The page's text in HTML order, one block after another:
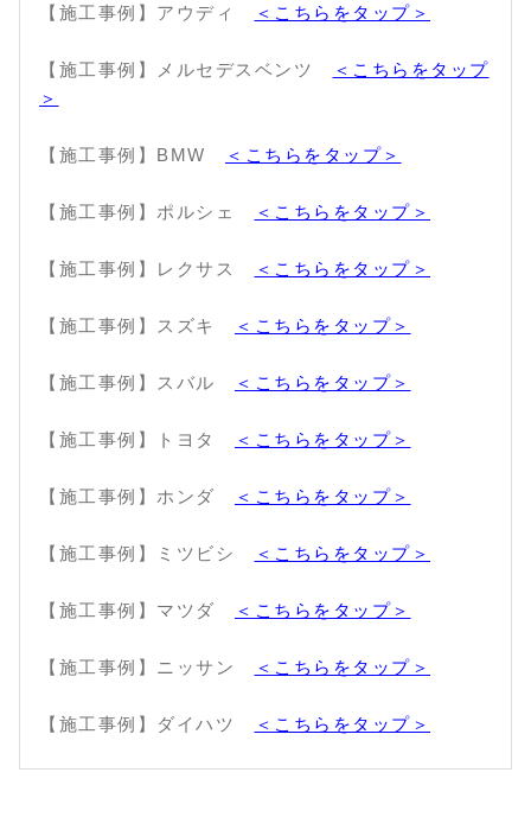
【施工事例】アウディ ＜こちらをタップ＞
【施工事例】メルセデスベンツ
＜こちらをタップ
＞
【施工事例】BMW ＜こちらをタップ＞
【施工事例】ポルシェ ＜こちらをタップ＞
【施工事例】レクサス ＜こちらをタップ＞
【施工事例】スズキ ＜こちらをタップ＞
【施工事例】スバル ＜こちらをタップ＞
【施工事例】トヨタ ＜こちらをタップ＞
【施工事例】ホンダ ＜こちらをタップ＞
【施工事例】ミツビシ ＜こちらをタップ＞
【施工事例】マツダ ＜こちらをタップ＞
【施工事例】ニッサン ＜こちらをタップ＞
【施工事例】ダイハツ ＜こちらをタップ＞